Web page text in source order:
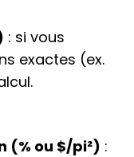
: si vous
exactes (ex.
(% ou $/pi²) :